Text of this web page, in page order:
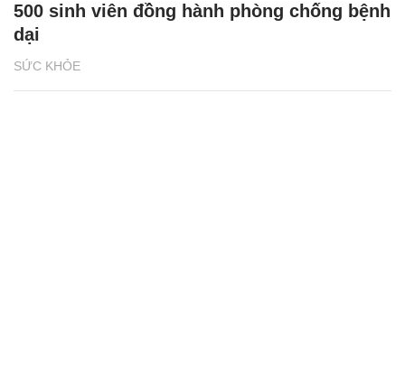
SỨC KHỎE
500 sinh viên đồng hành phòng chống bệnh
dại